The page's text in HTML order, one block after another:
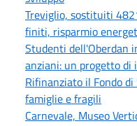
Treviglio, sostituiti
finiti, risparmio
Studenti dell'Oberdan
anziani: un progetto di
Rifinanziato il Fondo
famiglie e fragili
Carnevale, Museo